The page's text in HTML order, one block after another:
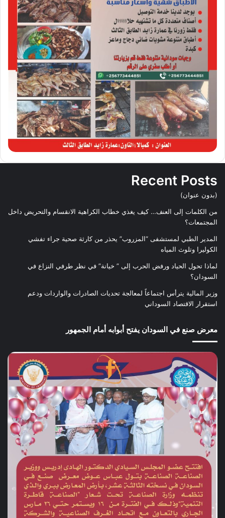
Recent Posts
(بدون عنوان)
من الكلمات إلى العنف… كيف يغذي خطاب الكراهية الانقسام والتحريض داخل
المجتمعات؟
المدير الطبي لمستشفى “المزروب” يحذر من كارثة صحية جراء تفشي
الكوليرا وتلوث المياه
لماذا تحول الحياد ورفض الحرب إلى ” خيانة” في نظر طرفي النزاع في
السودان؟
وزير المالية يترأس اجتماعاً لمعالجة تحديات الصادرات والواردات ودعم
استقرار الاقتصاد السوداني
معرض صنع في السودان يفتح أبوابه أمام الجمهور